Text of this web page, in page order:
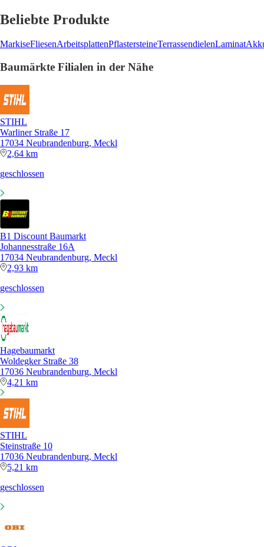
Beliebte Produkte
MarkiseFliesenArbeitsplattenPflastersteineTerrassendielenLaminat
Baumärkte Filialen in der Nähe
STIHL
Warliner Straße 17
17034 Neubrandenburg, Meckl
2,64 km
geschlossen
B1 Discount Baumarkt
Johannesstraße 16A
17034 Neubrandenburg, Meckl
2,93 km
geschlossen
Hagebaumarkt
Woldegker Straße 38
17036 Neubrandenburg, Meckl
4,21 km
STIHL
Steinstraße 10
17036 Neubrandenburg, Meckl
5,21 km
geschlossen